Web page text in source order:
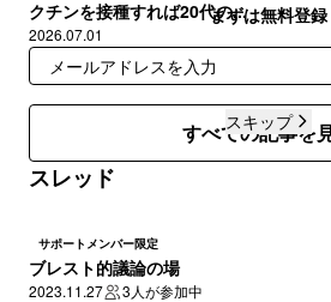
クチンを接種すれば20代の...
2026.07.01
すべての記事を
スレッド
サポートメンバー限定
ブレスト的議論の場
2023.11.27 3人が参加中
まずは無料登録
スキップ